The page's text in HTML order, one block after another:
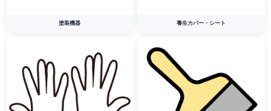
塗装機器 養生カバー・シート